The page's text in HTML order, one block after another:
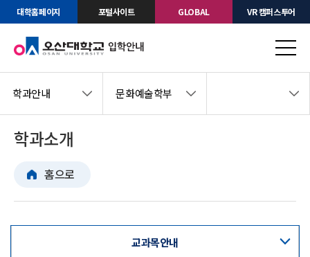
대학홈페이지 포털사이트 GLOBAL VR 캠퍼스투어
학과안내 문화예술학부
학과소개
홈으로
교과목안내